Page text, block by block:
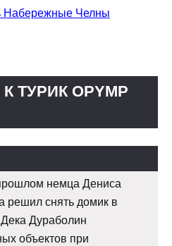
Набережные Челны
ТУРИК OPYMP
немца Дениса
решил снять домик в
Дураболин
объектов при